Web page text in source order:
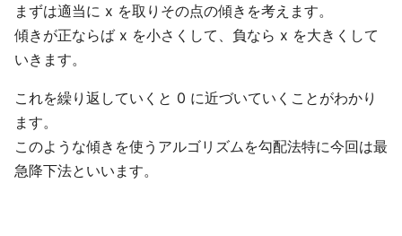
まずは適当に x を取りその点の傾きを考えます。
傾きが正ならば x を小さくして、負なら x を大きくして
いきます。
これを繰り返していくと 0 に近づいていくことがわかり
ます。
このような傾きを使うアルゴリズムを勾配法特に今回は最
急降下法といいます。